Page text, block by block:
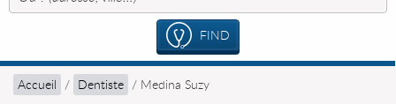
FIND
Accueil / Dentiste / Medina Suzy